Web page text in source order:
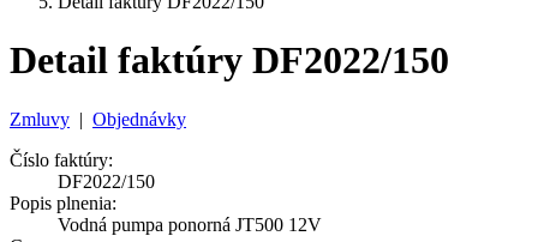
Detail faktúry DF2022/150
Zmluvy | Objednávky
Číslo faktúry:
DF2022/150
Popis plnenia:
Vodná pumpa ponorná JT500 12V